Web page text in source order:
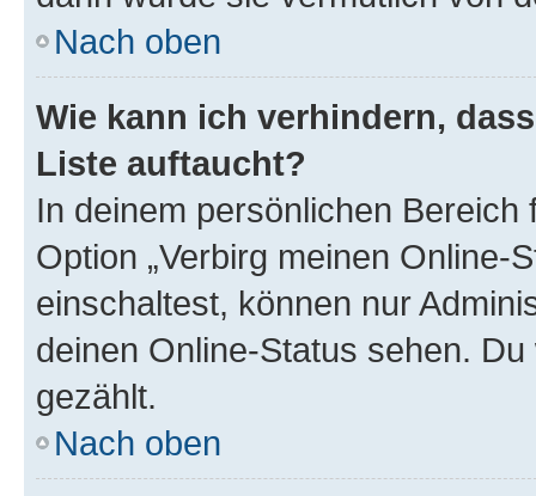
Nach oben
Wie kann ich verhindern,
Liste auftaucht?
In deinem persönlichen
Option „Verbirg meinen Online-
einschaltest, können nur
deinen Online-Status sehen.
gezählt.
Nach oben